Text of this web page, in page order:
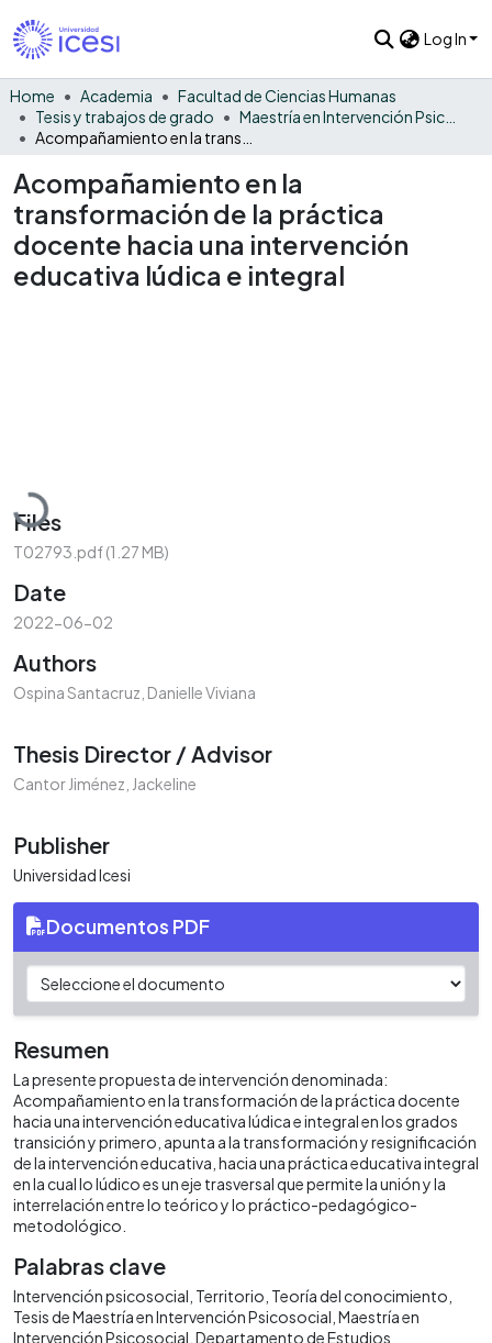
Log In
Home Academia
Facultad de Ciencias Humanas
Tesis y trabajos de grado
Acompañamiento en la
transformación de la práctica
docente hacia una intervención
educativa lúdica e integral
Loading...
Files
T02793.pdf(1.27 MB)
Date
2022-06-02
Authors
Ospina Santacruz, Danielle Viviana
Thesis Director / Advisor
Cantor Jiménez, Jackeline
Publisher
Universidad Icesi
Documentos PDF
Resumen
La presente propuesta de intervención denominada:
Acompañamiento en la transformación de la práctica docente
hacia una intervención educativa lúdica e integral en los grados
transición y primero, apunta a la transformación y resignificación
de la intervención educativa, hacia una práctica educativa integral
en la cual lo lúdico es un eje trasversal que permite la unión y la
interrelación entre lo teórico y lo práctico-pedagógico-
metodológico.
Palabras clave
Intervención psicosocial Territorio Teoría del conocimiento
Tesis de Maestría en Intervención Psicosocial Maestría en
Intervención Psicosocial Departamento de Estudios